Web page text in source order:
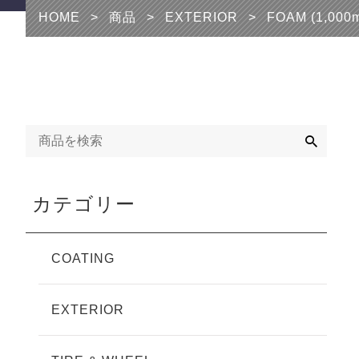
HOME > 商品 > EXTERIOR > FOAM
カテゴリー
COATING
EXTERIOR